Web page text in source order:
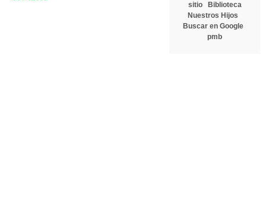
sitio
Biblioteca
Nuestros Hijos
Buscar en Google
pmb